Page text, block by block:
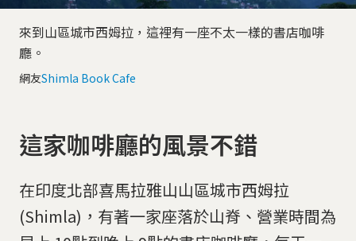
來到山區城市西姆拉，這裡有一座不太一樣的書店咖啡
廳。
網友Shimla Book Cafe
這家咖啡廳的風景不錯
在印度北部喜馬拉雅山山區城市西姆拉
(Shimla)，有著一家座落於山脊、營業時間為